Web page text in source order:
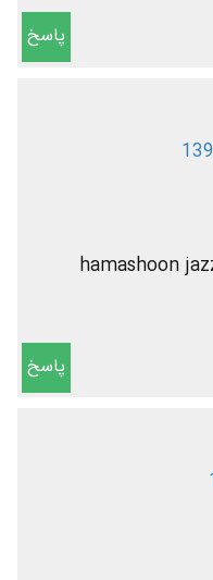
پاسخ
hamashoon
پاسخ